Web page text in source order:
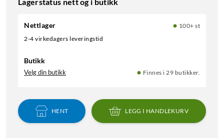
Lagerstatus nett og i butikk
Nettlager
100+ st
2-4 virkedagers leveringstid
Butikk
Velg din butikk Finnes i 29 butikker.
HENT LEGG I HANDLEKURV